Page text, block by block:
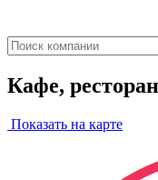
Кафе,
Показать на карте